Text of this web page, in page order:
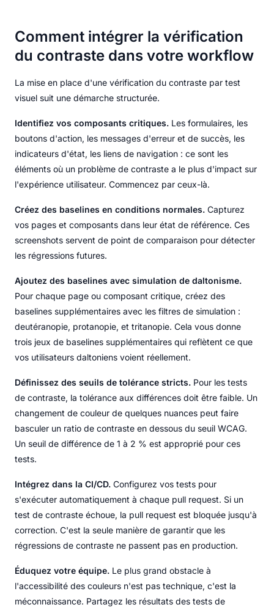
Comment intégrer la vérification
du contraste dans votre workflow
La mise en place d'une vérification du contraste par test
visuel suit une démarche structurée.
Identifiez vos composants critiques. Les formulaires, les
boutons d'action, les messages d'erreur et de succès, les
indicateurs d'état, les liens de navigation : ce sont les
éléments où un problème de contraste a le plus d'impact sur
l'expérience utilisateur. Commencez par ceux-là.
Créez des baselines en conditions normales. Capturez
vos pages et composants dans leur état de référence. Ces
screenshots servent de point de comparaison pour détecter
les régressions futures.
Ajoutez des baselines avec simulation de daltonisme.
Pour chaque page ou composant critique, créez des
baselines supplémentaires avec les filtres de simulation :
deutéranopie, protanopie, et tritanopie. Cela vous donne
trois jeux de baselines supplémentaires qui reflètent ce que
vos utilisateurs daltoniens voient réellement.
Définissez des seuils de tolérance stricts. Pour les tests
de contraste, la tolérance aux différences doit être faible. Un
changement de couleur de quelques nuances peut faire
basculer un ratio de contraste en dessous du seuil WCAG.
Un seuil de différence de 1 à 2 % est approprié pour ces
tests.
Intégrez dans la CI/CD. Configurez vos tests pour
s'exécuter automatiquement à chaque pull request. Si un
test de contraste échoue, la pull request est bloquée jusqu'à
correction. C'est la seule manière de garantir que les
régressions de contraste ne passent pas en production.
Éduquez votre équipe. Le plus grand obstacle à
l'accessibilité des couleurs n'est pas technique, c'est la
méconnaissance. Partagez les résultats des tests de